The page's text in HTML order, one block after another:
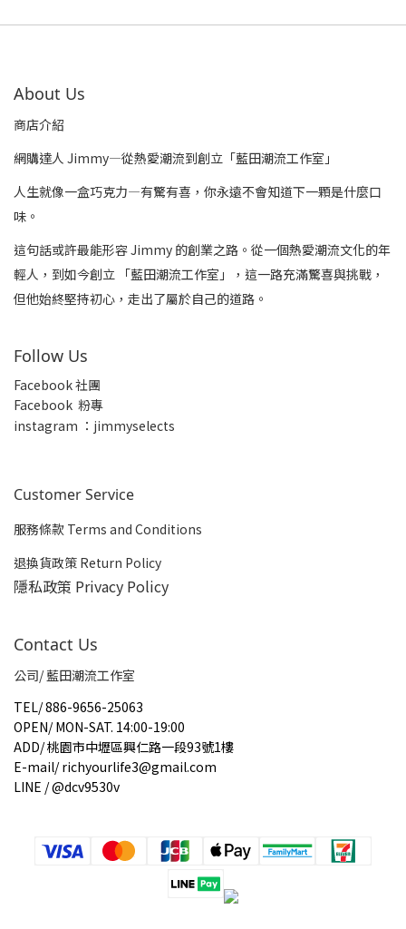
About Us
商店介紹
網購達人 Jimmy—從熱愛潮流到創立「藍田潮流工作室」
人生就像一盒巧克力—有驚有喜，你永遠不會知道下一顆是什麼口
味。
這句話或許最能形容 Jimmy 的創業之路。從一個熱愛潮流文化的年
輕人，到如今創立 「藍田潮流工作室」，這一路充滿驚喜與挑戰，
但他始終堅持初心，走出了屬於自己的道路。
Follow Us
Facebook 社團
Facebook 粉專
instagram ：jimmyselects
Customer Service
服務條款 Terms and Conditions
退換貨政策 Return Policy
隱私政策 Privacy Policy
Contact Us
公司/ 藍田潮流工作室
TEL/886-9656-25063
OPEN/ MON-SAT. 14:00-19:00
ADD/桃園市中壢區興仁路一段93號1樓
E-mail/richyourlife3@gmail.com
LINE / @dcv9530v